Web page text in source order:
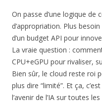
On passe d’une logique
d’appropriation. Plus
d’un budget API pour
La vraie question :
CPU+eGPU pour rivaliser,
Bien sûr, le cloud reste roi
plus dire “limité”. Et ça,
l’avenir de l’IA sur toutes